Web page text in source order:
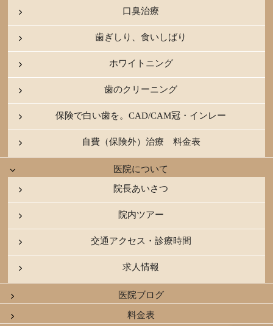
口臭治療
歯ぎしり、食いしばり
ホワイトニング
歯のクリーニング
保険で白い歯を。CAD/CAM冠・インレー
自費（保険外）治療 料金表
医院について
院長あいさつ
院内ツアー
交通アクセス・診療時間
求人情報
医院ブログ
料金表